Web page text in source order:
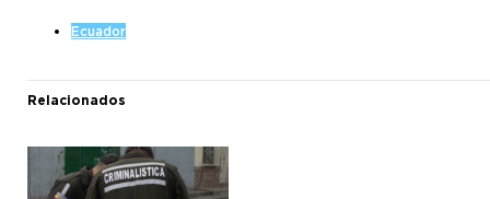
Ecuador
Relacionados